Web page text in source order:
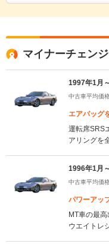
マイナーチェン
1997年1月
中古車平均価格
エアバッグ
運転席SRS
アリングを
ゲンフォグ
プRBバサ
1996年1月
中古車平均価格
パワーアッ
MT車の最
ウエイトレ